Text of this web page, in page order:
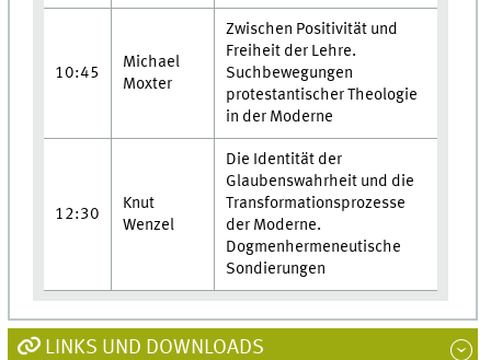
10:45
Michael
Moxter
Zwischen Positivität und
Freiheit der Lehre.
Suchbewegungen
protestantischer Theologie
in der Moderne
12:30
Knut
Wenzel
Die Identität der
Glaubenswahrheit und die
Transformationsprozesse
der Moderne.
Dogmenhermeneutische
Sondierungen
LINKS UND DOWNLOADS